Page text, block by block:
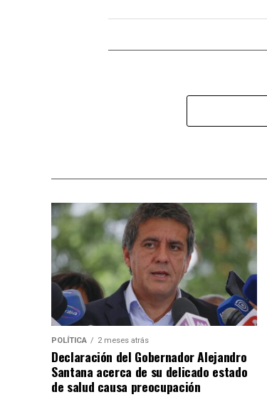
POLÍTICA 2 meses atrás
Declaración del Gobernador Alejandro
Santana acerca de su delicado estado
de salud causa preocupación